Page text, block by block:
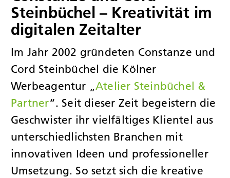
Steinbüchel – Kreativität im
digitalen Zeitalter
Im Jahr 2002 gründeten Constanze und
Cord Steinbüchel die Kölner
Werbeagentur „Atelier Steinbüchel &
Partner“. Seit dieser Zeit begeistern die
Geschwister ihr vielfältiges Klientel aus
unterschiedlichsten Branchen mit
innovativen Ideen und professioneller
Umsetzung. So setzt sich die kreative